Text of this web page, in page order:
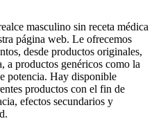
masculino sin receta médica
página web. Le ofrecemos
desde productos originales,
productos genéricos como la
potencia. Hay disponible
productos con el fin de
efectos secundarios y